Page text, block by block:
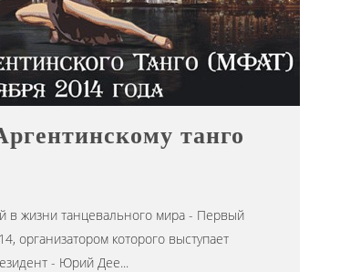
танго
в жизни танцевального мира - Первый
организатором которого выступает
- Юрий Дее...